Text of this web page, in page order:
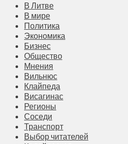
В Литве
В мире
Политика
Экономика
Бизнес
Общество
Мнения
Вильнюс
Клайпеда
Висагинас
Регионы
Соседи
Транспорт
Выбор читателей